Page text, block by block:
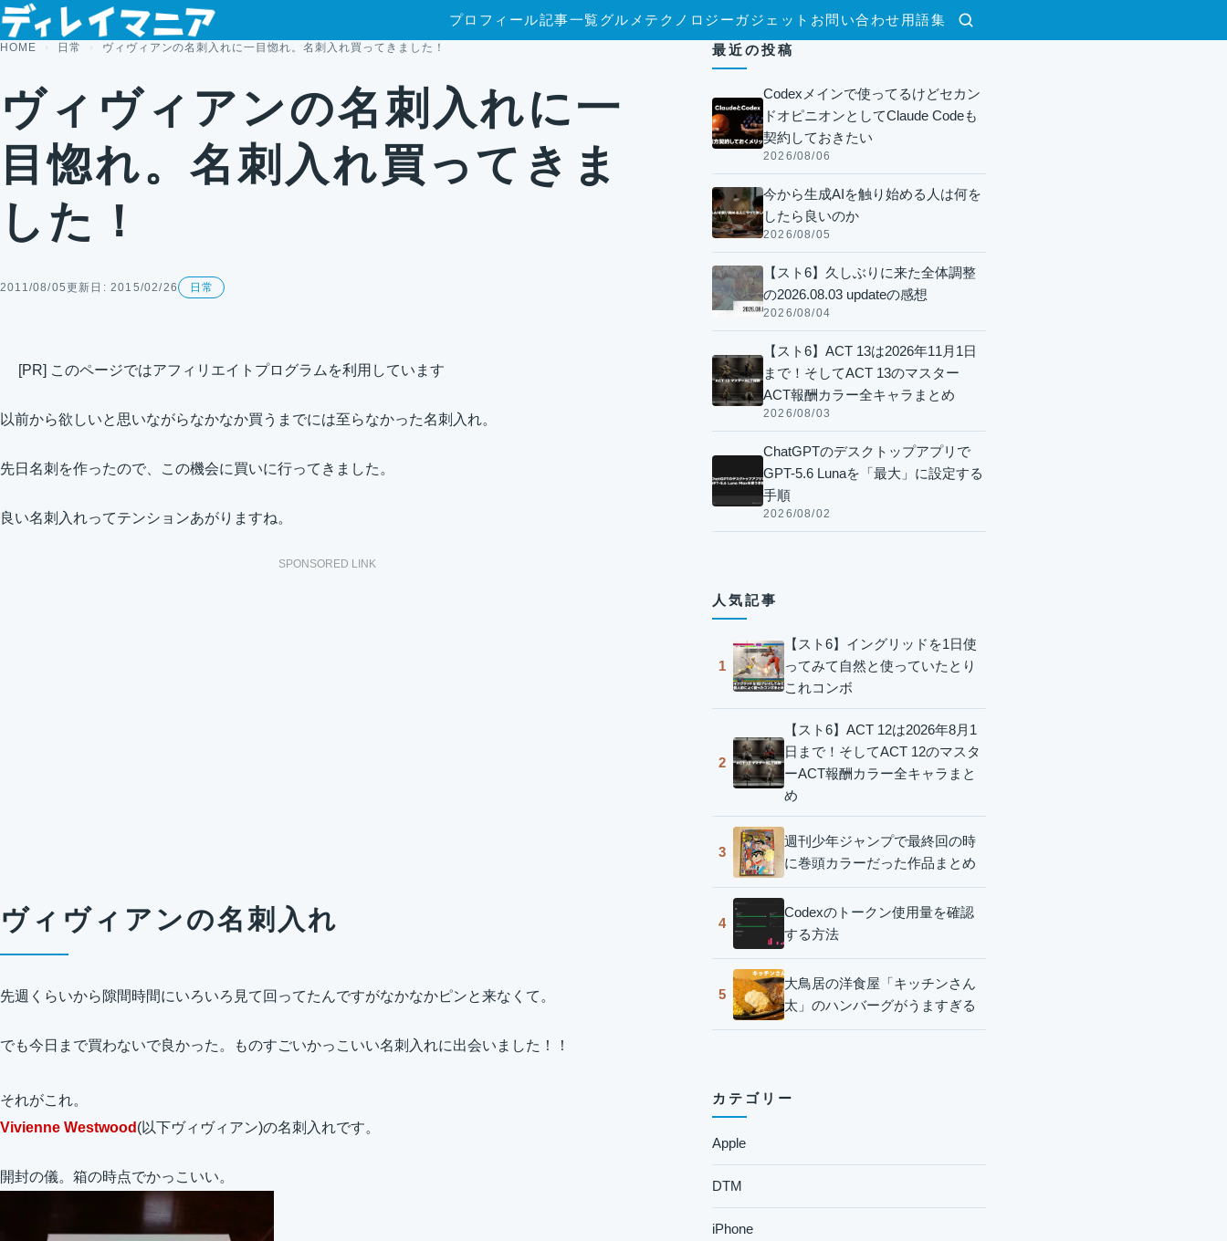
コンテンツへスキップ
検索
プロフィール記事一覧グルメ テクノロジー ガジェット お問い合わせ 用語集
HOME 日常 ヴィヴィアンの名刺入れに一目惚れ。名刺入れ買ってきました！
ヴィヴィアンの名刺入れに一
目惚れ。名刺入れ買ってきま
した！
2011/08/05更新日: 2015/02/26 日常
[PR] このページではアフィリエイトプログラムを利用しています
以前から欲しいと思いながらなかなか買うまでには至らなかった名刺入れ。
先日名刺を作ったので、この機会に買いに行ってきました。
良い名刺入れってテンションあがりますね。
SPONSORED LINK
ヴィヴィアンの名刺入れ
先週くらいから隙間時間にいろいろ見て回ってたんですがなかなかピンと来なくて。
でも今日まで買わないで良かった。ものすごいかっこいい名刺入れに出会いました！！
それがこれ。
Vivienne Westwood (以下ヴィヴィアン)の名刺入れです。
開封の儀。箱の時点でかっこいい。
最近の投稿
Codexメインで使ってるけどセカン
ドオピニオンとしてClaude Codeも
契約しておきたい
2026/08/06
今から生成AIを触り始める人は何を
したら良いのか
2026/08/05
【スト6】久しぶりに来た全体調整
の2026.08.03 updateの感想
2026/08/04
【スト6】ACT 13は2026年11月1日
まで！そしてACT 13のマスター
ACT報酬カラー全キャラまとめ
2026/08/03
ChatGPTのデスクトップアプリで
GPT-5.6 Lunaを「最大」に設定する
手順
2026/08/02
人気記事
1
【スト6】イングリッドを1日使
ってみて自然と使っていたとり
これコンボ
2
【スト6】ACT 12は2026年8月1
日まで！そしてACT 12のマスタ
ーACT報酬カラー全キャラまと
め
3
週刊少年ジャンプで最終回の時
に巻頭カラーだった作品まとめ
4
Codexのトークン使用量を確認
する方法
5
大鳥居の洋食屋「キッチンさん
太」のハンバーグがうますぎる
カテゴリー
Apple
DTM
iPhone